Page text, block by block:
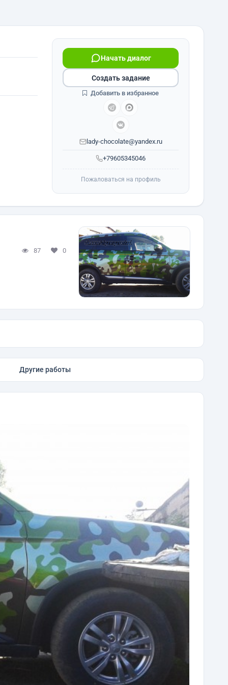
+79605345046
Начать диалог
lady-chocolate@yandex.ru
Создать задание
Добавить в избранное
Пожаловаться на профиль
87 0
Другие работы